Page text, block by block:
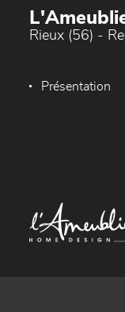
Rieux (56) -
Présentation